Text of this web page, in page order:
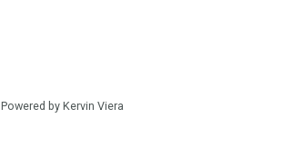
Powered by Kervin Viera